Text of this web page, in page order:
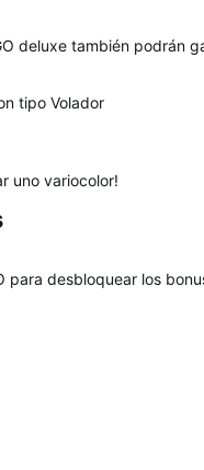
deluxe también podrán
tipo Volador
uno variocolor!
para desbloquear los